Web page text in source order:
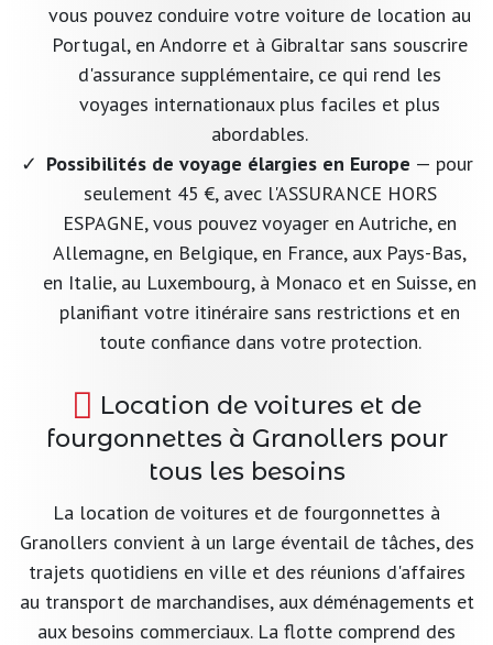
vous pouvez conduire votre voiture de location au
Portugal, en Andorre et à Gibraltar sans souscrire
d'assurance supplémentaire, ce qui rend les
voyages internationaux plus faciles et plus
abordables.
Possibilités de voyage élargies en Europe — pour
seulement 45 €, avec l'ASSURANCE HORS
ESPAGNE, vous pouvez voyager en Autriche, en
Allemagne, en Belgique, en France, aux Pays-Bas,
en Italie, au Luxembourg, à Monaco et en Suisse, en
planifiant votre itinéraire sans restrictions et en
toute confiance dans votre protection.
Location de voitures et de
fourgonnettes à Granollers pour
tous les besoins
La location de voitures et de fourgonnettes à
Granollers convient à un large éventail de tâches, des
trajets quotidiens en ville et des réunions d'affaires
au transport de marchandises, aux déménagements et
aux besoins commerciaux. La flotte comprend des